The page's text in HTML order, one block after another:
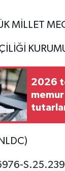
MİLLET
2026